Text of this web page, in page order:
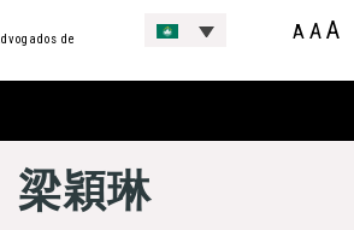
de
A AA
梁穎琳